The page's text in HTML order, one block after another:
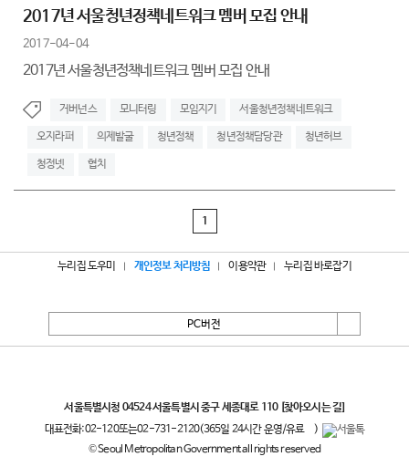
2017년 서울청년정책네트워크 멤버 모집 안내
2017-04-04
2017년 서울청년정책네트워크 멤버 모집 안내
거버넌스 모니터링 모임지기 서울청년정책네트워크
오지라퍼 의제발굴 청년정책 청년정책담당관 청년허브
청정넷 협치
1
누리집 도우미 개인정보 처리방침 이용약관 누리집 바로잡기
PC버전
서울특별시청 04524 서울특별시 중구 세종대로 110 [찾아오시는 길]
대표전화:02-120또는02-731-2120(365일 24시간 운영/유료
)
© Seoul Metropolitan Government all rights reserved